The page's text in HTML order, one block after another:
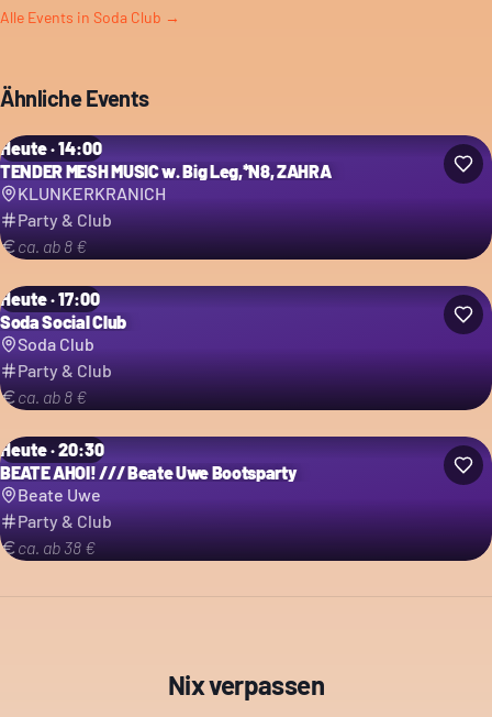
Alle Events in Soda Club →
Ähnliche Events
Heute · 14:00
TENDER MESH MUSIC w. Big Leg,*N8, ZAHRA
KLUNKERKRANICH
Party & Club
ca. ab 8 €
Heute · 17:00
Soda Social Club
Soda Club
Party & Club
ca. ab 8 €
Heute · 20:30
BEATE AHOI! /// Beate Uwe Bootsparty
Beate Uwe
Party & Club
ca. ab 38 €
Nix verpassen